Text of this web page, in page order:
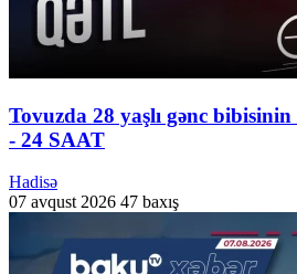
Tovuzda 28 yaşlı gənc
- 24 SAAT
Hadisə
07 avqust 2026 47 baxış